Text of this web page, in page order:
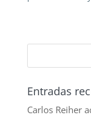
Entradas
Carlos Reiher